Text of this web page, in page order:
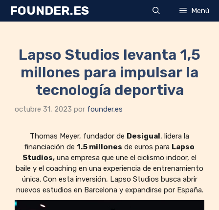
SaltarFOUNDER.ES Menú
Lapso Studios levanta 1,5
millones para impulsar la
tecnología deportiva
octubre 31, 2023 por founder.es
Thomas Meyer, fundador de Desigual, lidera la
financiación de 1.5 millones de euros para Lapso
Studios, una empresa que une el ciclismo indoor, el
baile y el coaching en una experiencia de entrenamiento
única. Con esta inversión, Lapso Studios busca abrir
nuevos estudios en Barcelona y expandirse por España.